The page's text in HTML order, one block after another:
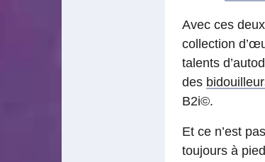
Avec ces
collection
talents
des
B2i©.
Et ce n’est
toujours à